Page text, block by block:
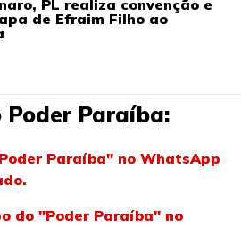
PL realiza convenção e
de Efraim Filho ao
Poder Paraíba:
Paraíba" no WhatsApp
do "Poder Paraíba" no